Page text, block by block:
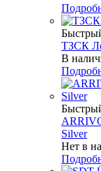
ТЗСК
В
Silver
Нет в